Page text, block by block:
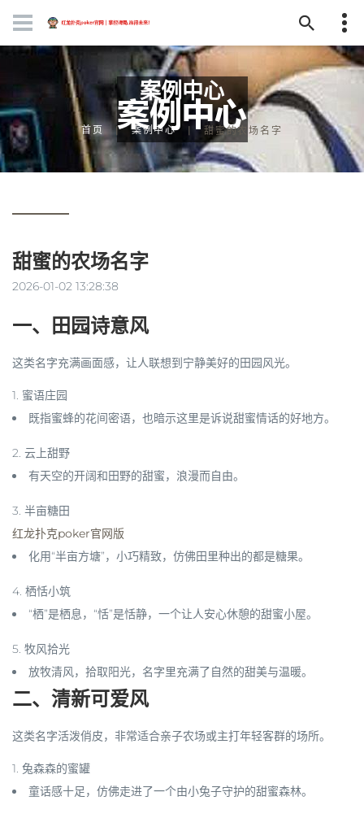
案例中心
首页 案例中心 甜蜜的农场名字
甜蜜的农场名字
2026-01-02 13:28:38
一、田园诗意风
这类名字充满画面感，让人联想到宁静美好的田园风光。
1. 蜜语庄园
既指蜜蜂的花间密语，也暗示这里是诉说甜蜜情话的好地方。
2. 云上甜野
有天空的开阔和田野的甜蜜，浪漫而自由。
3. 半亩糖田
红龙扑克poker官网版
化用“半亩方塘”，小巧精致，仿佛田里种出的都是糖果。
4. 栖恬小筑
“栖”是栖息，“恬”是恬静，一个让人安心休憩的甜蜜小屋。
5. 牧风拾光
放牧清风，拾取阳光，名字里充满了自然的甜美与温暖。
二、清新可爱风
这类名字活泼俏皮，非常适合亲子农场或主打年轻客群的场所。
1. 兔森森的蜜罐
童话感十足，仿佛走进了一个由小兔子守护的甜蜜森林。